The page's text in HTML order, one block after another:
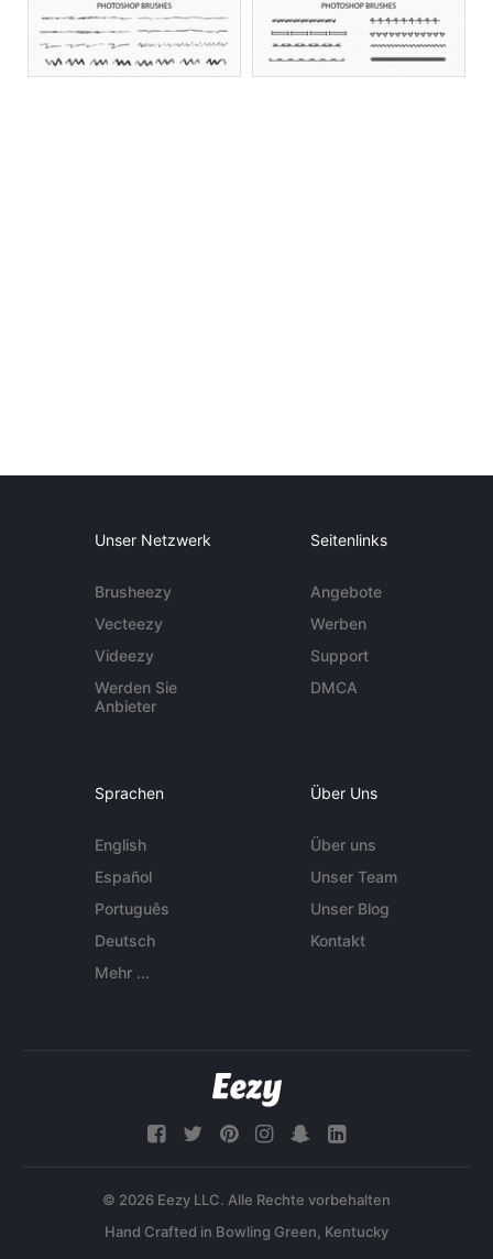
Unser Netzwerk
Brusheezy
Vecteezy
Videezy
Werden Sie
Anbieter
Seitenlinks
Angebote
Werben
Support
DMCA
Sprachen
English
Español
Português
Deutsch
Mehr ...
Über Uns
Über uns
Unser Team
Unser Blog
Kontakt
© 2026 Eezy LLC. Alle Rechte vorbehalten